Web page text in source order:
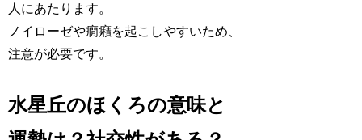
人にあたります。
ノイローゼや癇癪を起こしやすいため、
注意が必要です。
水星丘のほくろの意味と